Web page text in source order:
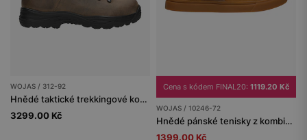
WOJAS / 312-92
Hnědé taktické trekkingové kotníkové boty s membránou Sympatex
3299.00 Kč
Cena s kódem FINAL20: 1119.20 Kč
WOJAS / 10246-72
Hnědé pánské tenisky z kombinované kůže
1399.00 Kč